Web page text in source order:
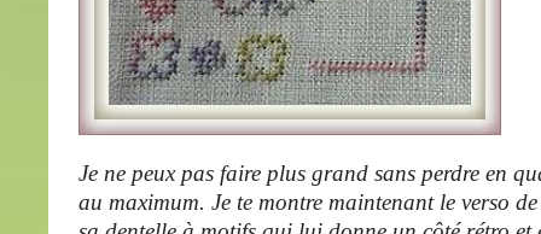
Je ne peux pas faire plus grand sans perdre en
au maximum. Je te montre maintenant le verso de